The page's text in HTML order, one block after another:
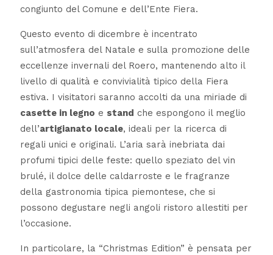
congiunto del Comune e dell’Ente Fiera.
Questo evento di dicembre è incentrato
sull’atmosfera del Natale e sulla promozione delle
eccellenze invernali del Roero, mantenendo alto il
livello di qualità e convivialità tipico della Fiera
estiva. I visitatori saranno accolti da una miriade di
casette in legno e stand che espongono il meglio
dell’artigianato locale, ideali per la ricerca di
regali unici e originali. L’aria sarà inebriata dai
profumi tipici delle feste: quello speziato del vin
brulé, il dolce delle caldarroste e le fragranze
della gastronomia tipica piemontese, che si
possono degustare negli angoli ristoro allestiti per
l’occasione.
In particolare, la “Christmas Edition” è pensata per